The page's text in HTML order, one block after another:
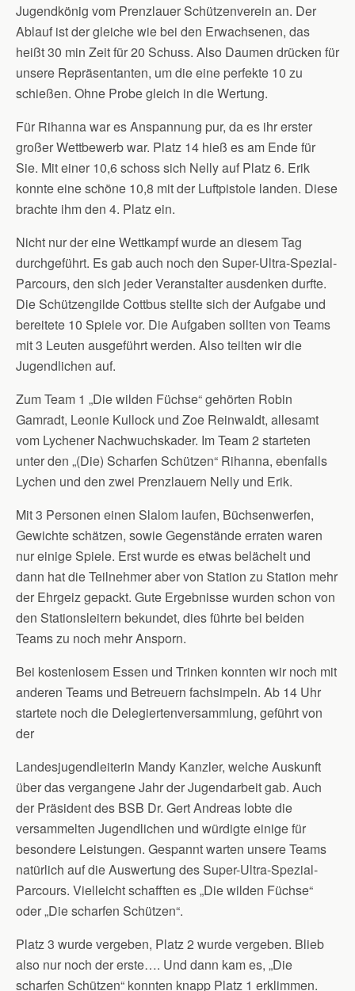
Jugendkönig vom Prenzlauer Schützenverein an. Der
Ablauf ist der gleiche wie bei den Erwachsenen, das
heißt 30 min Zeit für 20 Schuss. Also Daumen drücken für
unsere Repräsentanten, um die eine perfekte 10 zu
schießen. Ohne Probe gleich in die Wertung.
Für Rihanna war es Anspannung pur, da es ihr erster
großer Wettbewerb war. Platz 14 hieß es am Ende für
Sie. Mit einer 10,6 schoss sich Nelly auf Platz 6. Erik
konnte eine schöne 10,8 mit der Luftpistole landen. Diese
brachte ihm den 4. Platz ein.
Nicht nur der eine Wettkampf wurde an diesem Tag
durchgeführt. Es gab auch noch den Super-Ultra-Spezial-
Parcours, den sich jeder Veranstalter ausdenken durfte.
Die Schützengilde Cottbus stellte sich der Aufgabe und
bereitete 10 Spiele vor. Die Aufgaben sollten von Teams
mit 3 Leuten ausgeführt werden. Also teilten wir die
Jugendlichen auf.
Zum Team 1 „Die wilden Füchse“ gehörten Robin
Gamradt, Leonie Kullock und Zoe Reinwaldt, allesamt
vom Lychener Nachwuchskader. Im Team 2 starteten
unter den „(Die) Scharfen Schützen“ Rihanna, ebenfalls
Lychen und den zwei Prenzlauern Nelly und Erik.
Mit 3 Personen einen Slalom laufen, Büchsenwerfen,
Gewichte schätzen, sowie Gegenstände erraten waren
nur einige Spiele. Erst wurde es etwas belächelt und
dann hat die Teilnehmer aber von Station zu Station mehr
der Ehrgeiz gepackt. Gute Ergebnisse wurden schon von
den Stationsleitern bekundet, dies führte bei beiden
Teams zu noch mehr Ansporn.
Bei kostenlosem Essen und Trinken konnten wir noch mit
anderen Teams und Betreuern fachsimpeln. Ab 14 Uhr
startete noch die Delegiertenversammlung, geführt von
der
Landesjugendleiterin Mandy Kanzler, welche Auskunft
über das vergangene Jahr der Jugendarbeit gab. Auch
der Präsident des BSB Dr. Gert Andreas lobte die
versammelten Jugendlichen und würdigte einige für
besondere Leistungen. Gespannt warten unsere Teams
natürlich auf die Auswertung des Super-Ultra-Spezial-
Parcours. Vielleicht schafften es „Die wilden Füchse“
oder „Die scharfen Schützen“.
Platz 3 wurde vergeben, Platz 2 wurde vergeben. Blieb
also nur noch der erste…. Und dann kam es, „Die
scharfen Schützen“ konnten knapp Platz 1 erklimmen.